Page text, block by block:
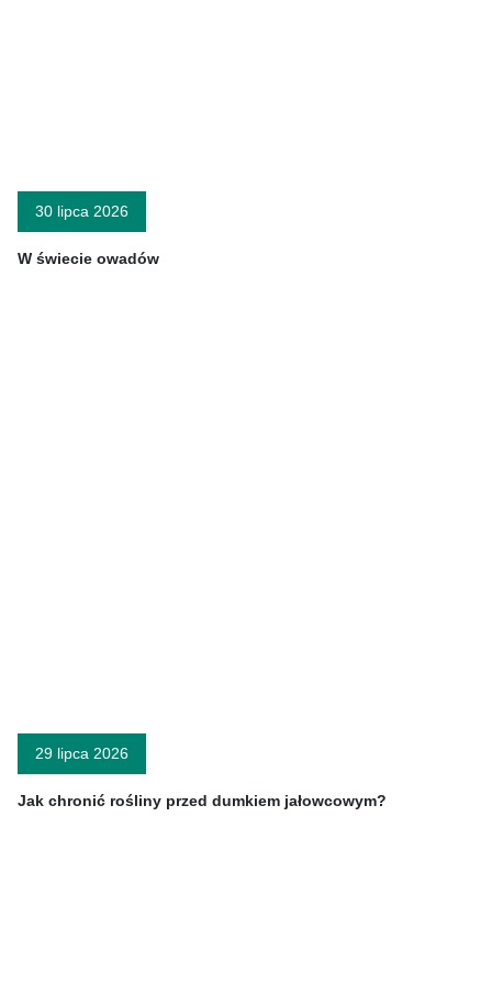
30 lipca 2026
W świecie owadów
29 lipca 2026
Jak chronić rośliny przed dumkiem jałowcowym?